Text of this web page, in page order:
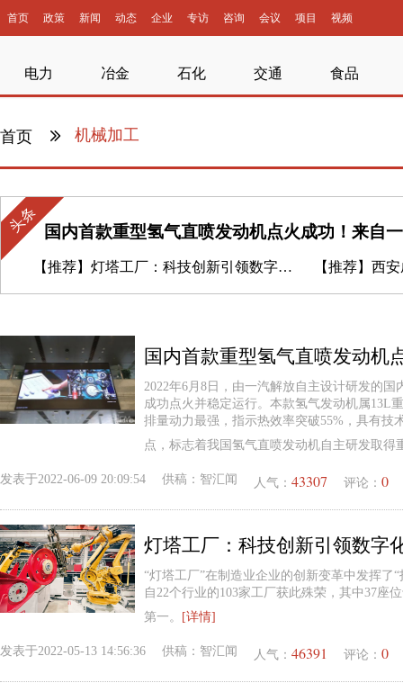
首页 政策 新闻 动态 企业 专访 咨询 会议 项目 视频
电力 冶金 石化 交通 食品
首页 机械加工
头条 国内首款重型氢气直喷发动机点火成功！来自
【推荐】 灯塔工厂：科技创新引领数字化转型 【推荐】 西安成功
国内首款重型氢气直喷发动机
2022年6月8日，由一汽解放自主设计研发的
成功点火并稳定运行。本款氢气发动机属13L
排量动力最强，指示热效率突破55%，具有技
点，标志着我国氢气直喷发动机自主研发取得
发表于2022-06-09 20:09:54 供稿： 智汇闻 人气： 43307 评论： 0
灯塔工厂：科技创新引领数字
“灯塔工厂”在制造业企业的创新变革中发挥了
自22个行业的103家工厂获此殊荣，其中37座
第一。
[详情]
发表于2022-05-13 14:56:36 供稿： 智汇闻 人气： 46391 评论： 0